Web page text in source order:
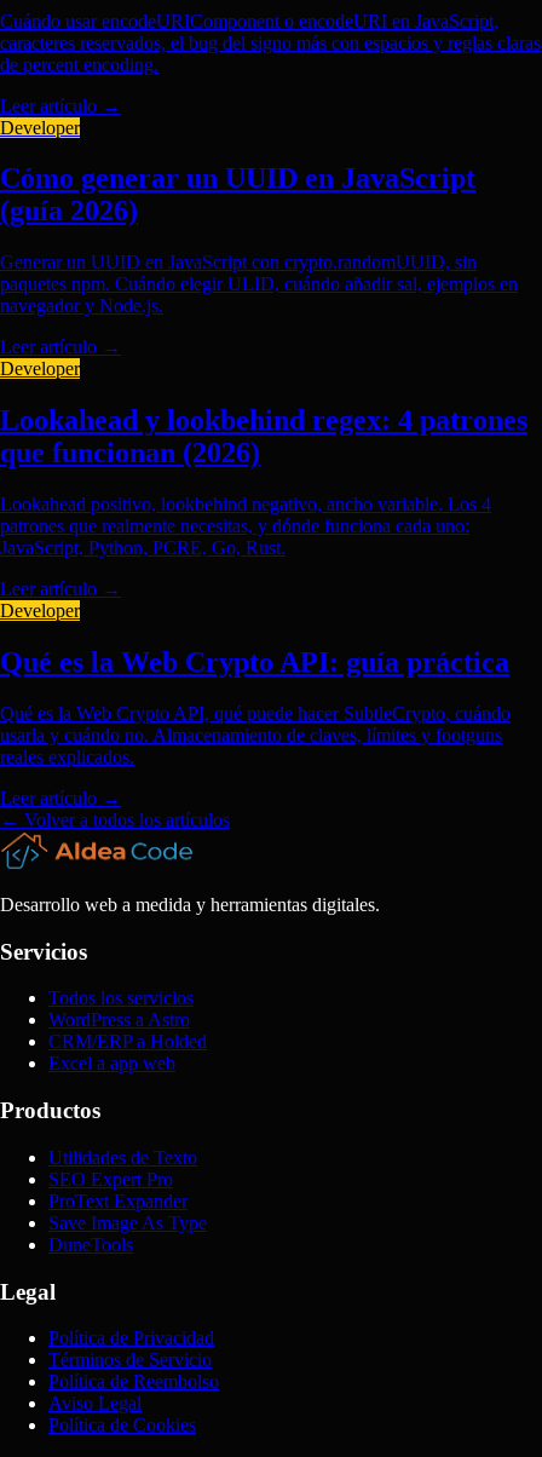
Cuándo usar encodeURIComponent o encodeURI en JavaScript,
caracteres reservados, el bug del signo más con espacios y reglas claras
de percent encoding.
Leer artículo →
Developer
Cómo generar un UUID en JavaScript
(guía 2026)
Generar un UUID en JavaScript con crypto.randomUUID, sin
paquetes npm. Cuándo elegir ULID, cuándo añadir sal, ejemplos en
navegador y Node.js.
Leer artículo →
Developer
Lookahead y lookbehind regex: 4 patrones
que funcionan (2026)
Lookahead positivo, lookbehind negativo, ancho variable. Los 4
patrones que realmente necesitas, y dónde funciona cada uno:
JavaScript, Python, PCRE, Go, Rust.
Leer artículo →
Developer
Qué es la Web Crypto API: guía práctica
Qué es la Web Crypto API, qué puede hacer SubtleCrypto, cuándo
usarla y cuándo no. Almacenamiento de claves, límites y footguns
reales explicados.
Leer artículo →
← Volver a todos los artículos
Desarrollo web a medida y herramientas digitales.
Servicios
Todos los servicios
WordPress a Astro
CRM/ERP a Holded
Excel a app web
Productos
Utilidades de Texto
SEO Expert Pro
ProText Expander
Save Image As Type
DuneTools
Legal
Política de Privacidad
Términos de Servicio
Política de Reembolso
Aviso Legal
Política de Cookies